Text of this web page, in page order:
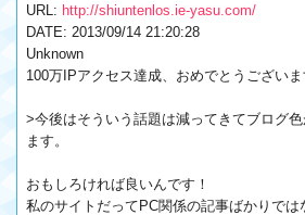
URL: http://shiuntenlos.ie-yasu.com/
DATE: 2013/09/14 21:20:28
Unknown
100万IPアクセス達成、おめでとうございま
>今後はそういう話題は減ってきてブログ
ます。
おもしろければ良いんです！
私のサイトだってPC関係の記事ばかりでは